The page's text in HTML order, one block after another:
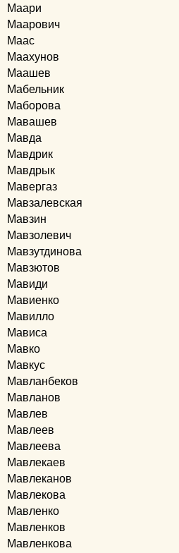
Маари
Маарович
Маас
Маахунов
Маашев
Мабельник
Маборова
Мавашев
Мавда
Мавдрик
Мавдрык
Мавергаз
Мавзалевская
Мавзин
Мавзолевич
Мавзутдинова
Мавзютов
Мавиди
Мавиенко
Мавилло
Мависа
Мавко
Мавкус
Мавланбеков
Мавланов
Мавлев
Мавлеев
Мавлеева
Мавлекаев
Мавлеканов
Мавлекова
Мавленко
Мавленков
Мавленкова